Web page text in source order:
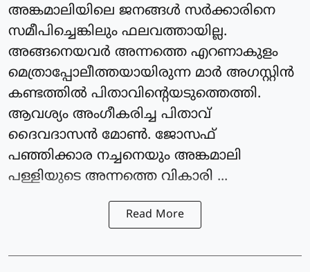
അങ്കമാലിയിലെ ജനങ്ങൾ സർക്കാരിനെ
സമീപിച്ചെങ്കിലും ഫലവത്തായില്ല.
അങ്ങനെയവർ അന്നത്തെ എറണാകുളം
മെത്രാപ്പോലീത്തയായിരുന്ന മാർ അഗസ്റ്റിൻ
കണ്ടത്തിൽ പിതാവിന്റെയടുത്തെത്തി.
ആവശ്യം അംഗീകരിച്ച പിതാവ്
ദൈവദാസൻ മോൺ. ജോസഫ്
പഞ്ഞിക്കാര നച്ചനെയും അങ്കമാലി
പള്ളിയുടെ അന്നത്തെ വികാരി ...
Read More